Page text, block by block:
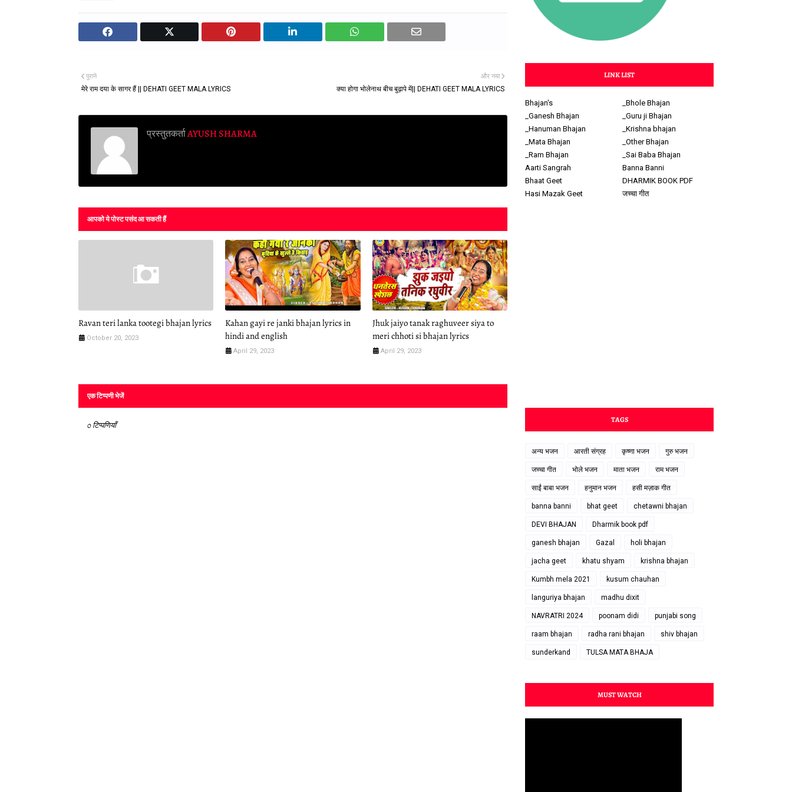
और नया
क्या होगा भोलेनाथ बीच बुढ़ापे में|| DEHATI GEET MALA LYRICS
पुराने
मेरे राम दया के सागर हैं || DEHATI GEET MALA LYRICS
प्रस्तुतकर्ताAYUSH SHARMA
आपको ये पोस्ट पसंद आ सकती हैं
Ravan teri lanka tootegi bhajan lyrics
October 20, 2023
Kahan gayi re janki bhajan lyrics in
hindi and english
April 29, 2023
Jhuk jaiyo tanak raghuveer siya to
meri chhoti si bhajan lyrics
April 29, 2023
एक टिप्पणी भेजें
0 टिप्पणियाँ
LINK LIST
Bhajan's
_Bhole Bhajan
_Ganesh Bhajan
_Guru ji Bhajan
_Hanuman Bhajan
_Krishna bhajan
_Mata Bhajan
_Other Bhajan
_Ram Bhajan
_Sai Baba Bhajan
Aarti Sangrah
Banna Banni
Bhaat Geet
DHARMIK BOOK PDF
Hasi Mazak Geet
जच्चा गीत
TAGS
अन्य भजन आरती संग्रह कृष्णा भजन गुरु भजन
जच्चा गीत भोले भजन माता भजन राम भजन
साईं बाबा भजन हनुमान भजन हसी मज़ाक गीत
banna banni bhat geet chetawni bhajan
DEVI BHAJAN Dharmik book pdf
ganesh bhajan Gazal holi bhajan
jacha geet khatu shyam krishna bhajan
Kumbh mela 2021 kusum chauhan
languriya bhajan madhu dixit
NAVRATRI 2024 poonam didi punjabi song
raam bhajan radha rani bhajan shiv bhajan
sunderkand TULSA MATA BHAJA
MUST WATCH